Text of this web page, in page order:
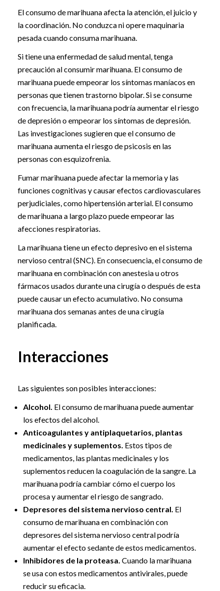
El consumo de marihuana afecta la atención, el juicio y
la coordinación. No conduzca ni opere maquinaria
pesada cuando consuma marihuana.
Si tiene una enfermedad de salud mental, tenga
precaución al consumir marihuana. El consumo de
marihuana puede empeorar los síntomas maníacos en
personas que tienen trastorno bipolar. Si se consume
con frecuencia, la marihuana podría aumentar el riesgo
de depresión o empeorar los síntomas de depresión.
Las investigaciones sugieren que el consumo de
marihuana aumenta el riesgo de psicosis en las
personas con esquizofrenia.
Fumar marihuana puede afectar la memoria y las
funciones cognitivas y causar efectos cardiovasculares
perjudiciales, como hipertensión arterial. El consumo
de marihuana a largo plazo puede empeorar las
afecciones respiratorias.
La marihuana tiene un efecto depresivo en el sistema
nervioso central (SNC). En consecuencia, el consumo de
marihuana en combinación con anestesia u otros
fármacos usados durante una cirugía o después de esta
puede causar un efecto acumulativo. No consuma
marihuana dos semanas antes de una cirugía
planificada.
Interacciones
Las siguientes son posibles interacciones:
Alcohol. El consumo de marihuana puede aumentar
los efectos del alcohol.
Anticoagulantes y antiplaquetarios, plantas
medicinales y suplementos. Estos tipos de
medicamentos, las plantas medicinales y los
suplementos reducen la coagulación de la sangre. La
marihuana podría cambiar cómo el cuerpo los
procesa y aumentar el riesgo de sangrado.
Depresores del sistema nervioso central. El
consumo de marihuana en combinación con
depresores del sistema nervioso central podría
aumentar el efecto sedante de estos medicamentos.
Inhibidores de la proteasa. Cuando la marihuana
se usa con estos medicamentos antivirales, puede
reducir su eficacia.